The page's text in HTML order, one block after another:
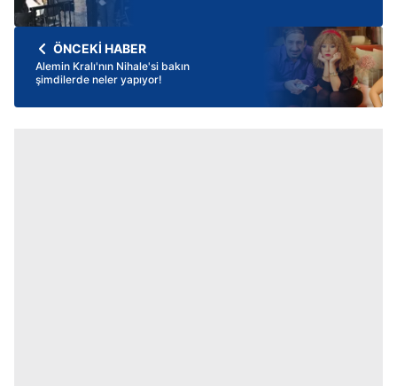
ÖNCEKİ HABER
Alemin Kralı'nın Nihale'si bakın
şimdilerde neler yapıyor!